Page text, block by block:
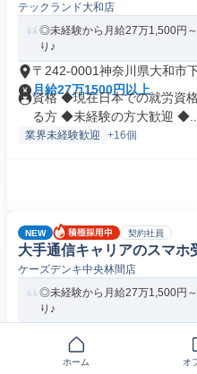
テックランド大和店
◎未経験から月給27万1,500円
り♪
〒242-0001神奈川県大和市
月給27万1500円以上
資格 ◆現在日本での就労資
る方 ◆未経験の方大歓迎 ◆...
業界未経験歓迎 +16個
NEW 契約社員
大手通信キャリアのスマホ
ケーズデンキ中央林間店
◎未経験から月給27万1,500円
り♪
月給27万1500円以上
資格 ◆現在日本での就労資
ホーム オ